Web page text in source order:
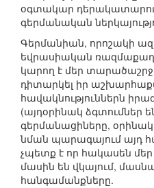
օգտակար
գերմանական
Գերմանիան, որոշակի
եվրասիական
կարող է մեր
դիտարկել իր
հավակնություններն
(այդօրինակ ձգտումներ
գերմանացիները,
նման պարագայում այդ
չպետք է որ հակասեն
մասին են վկայում,
հանգամանքները.